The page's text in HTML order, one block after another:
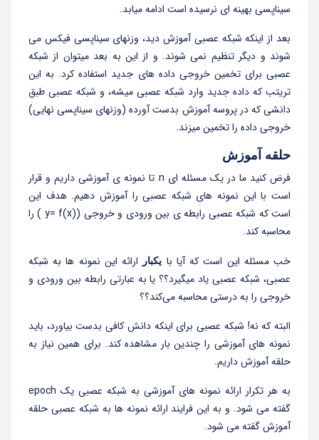
سیناپسی بهینه ای نرسیده است ادامه میابد.
بعد از اینکه شبکه عصبی آموزش دید، وزنهای سیناپسی فیکس می
شوند و دیگر تنظیم نمی شوند. و از این به بعد میتوان از شبکه
عصبی برای تخمین خروجی داده های جدید استفاده کرد. به این
تریتب که داده جدید وارد شبکه عصبی میشه، و شبکه عصبی طبق
دانشی که در پروسه آموزش بدست آورده (وزنهای سیناپسی نهایی)
خروجی داده را تخمین میزند.
حلقه آموزش
فرض کنید ما در یک مسئله ای n تا نمونه ی آموزشی داریم و قرار
است با این نمونه های شبکه عصبی را آموزش دهیم. هدف این
است که شبکه عصبی رابطه ی بین ورودی و خروجی (y= f(x) ) را
محاسبه کند.
خب مسئله این است که آیا با یکبار ارائه این نمونه ها به شبکه
عصبی، شبکه عصبی یاد میگیرد؟؟ یا به عبارتی رابطه بین ورودی و
خروجی را به درستی محاسبه می‌کند؟؟
البته که نه! شبکه عصبی برای اینکه دانش کافی بدست بیاورد، باید
نمونه های آموزشی را چندین بار مشاهده کند. برای همین نیاز به
حلقه آموزش داریم.
به هر تکرار ارائه نمونه های آموزشی به شبکه عصبی یک epoch
گفته می شود. و به این فرایند ارائه نمونه ها به شبکه عصبی حلقه
آموزش گفته می شود.